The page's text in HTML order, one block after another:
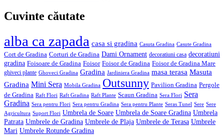
Cuvinte căutate
alba ca zapada casa si gradina Casuta Gradina Casute Gradina
Cort de Gradina Corturi de Gradina Dami Ornament decoratiuni casa decoratiuni
gradina Foisoare de Gradina Foisor Foisor de Gradina Foisor de Gradina Mare
ghiveci plante Ghoveci Gradina Gradina Jardiniera Gradina masa terasa Masuta
Gradina Mini Sera Mobila Gradina Outsunny Pavilion Gradina Pergole
de Gradina Raft Flori Raft Gradina Raft Plante Scaun Gradina Sera Flori Sera
Gradina Sera pentru Flori Sera pentru Gradina Sera pentru Plante Seras Tunel Sere Sere
Agricultura Suport Flori Umbrela de Soare Umbrela de Soare Gradina Umbrela
Patrata Umbrele de Gradina Umbrele de Plaja Umbrele de Terasa Umbrele
Mari Umbrele Rotunde Gradina